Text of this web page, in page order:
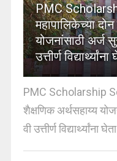
PMC
महापालिकेच्या
योजनांसाठी अर्ज
उत्तीर्ण
PMC Scholarship
शैक्षणिक अर्थसहाय्य
वी उत्तीर्ण विद्यार्थ्यांना